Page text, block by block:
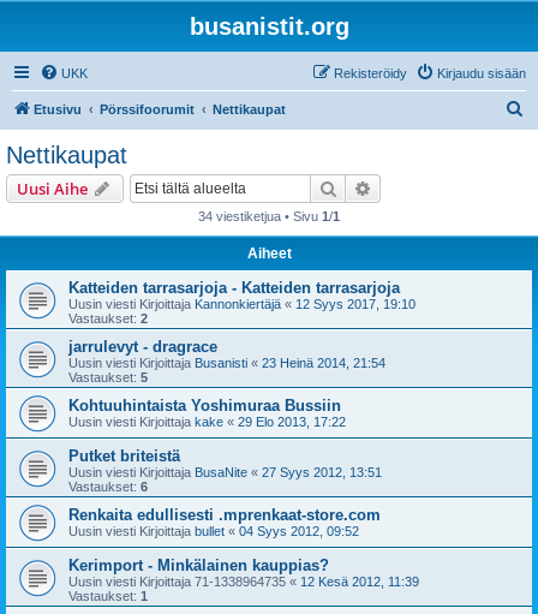
busanistit.org
UKK Kirjaudu sisään
Rekisteröidy
Etusivu Pörssifoorumit Nettikaupat
Nettikaupat
Uusi Aihe Etsi
34 viestiketjua • Sivu 1/1
Aiheet
Katteiden tarrasarjoja - Katteiden tarrasarjoja
Uusin viesti Kirjoittaja Kannonkiertäjä « 12 Syys 2017, 19:10
Vastaukset: 2
jarrulevyt - dragrace
Uusin viesti Kirjoittaja Busanisti « 23 Heinä 2014, 21:54
Vastaukset: 5
Kohtuuhintaista Yoshimuraa Bussiin
Uusin viesti Kirjoittaja kake « 29 Elo 2013, 17:22
Putket briteistä
Uusin viesti Kirjoittaja BusaNite « 27 Syys 2012, 13:51
Vastaukset: 6
Renkaita edullisesti .mprenkaat-store.com
Uusin viesti Kirjoittaja bullet « 04 Syys 2012, 09:52
Kerimport - Minkälainen kauppias?
Uusin viesti Kirjoittaja 71-1338964735 « 12 Kesä 2012, 11:39
Vastaukset: 1